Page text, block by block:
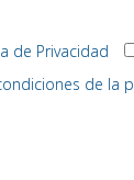
de Privacidad
de la